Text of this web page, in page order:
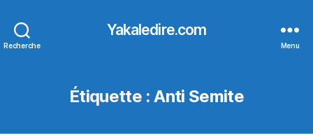
Recherche
Yakaledire.com
Menu
Étiquette : Anti Semite